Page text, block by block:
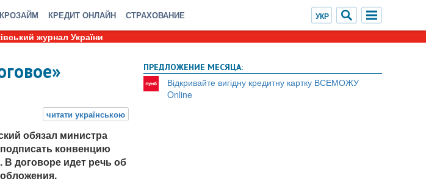
КРЕДИТ ОНЛАЙН СТРАХОВАНИЕ
журнал України
обязал министра
конвенцию
договоре идет речь об
ПРЕДЛОЖЕНИЕ МЕСЯЦА:
Відкривайте вигідну кредитну картку ВСЕМОЖУ
Online